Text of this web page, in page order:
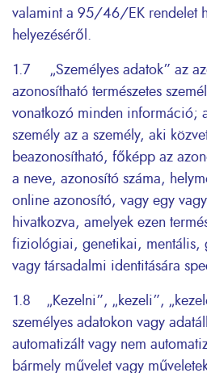
valamint a 95/46/EK rendelet
helyezéséről.
1.7 „Személyes adatok” az
azonosítható természetes
vonatkozó minden információ;
személy az a személy, aki
beazonosítható, főképp az
a neve, azonosító száma,
online azonosító, vagy egy
hivatkozva, amelyek ezen
fiziológiai, genetikai, mentális,
vagy társadalmi identitására
1.8 „Kezelni”, „kezeli”,
személyes adatokon vagy
automatizált vagy nem
bármely művelet vagy